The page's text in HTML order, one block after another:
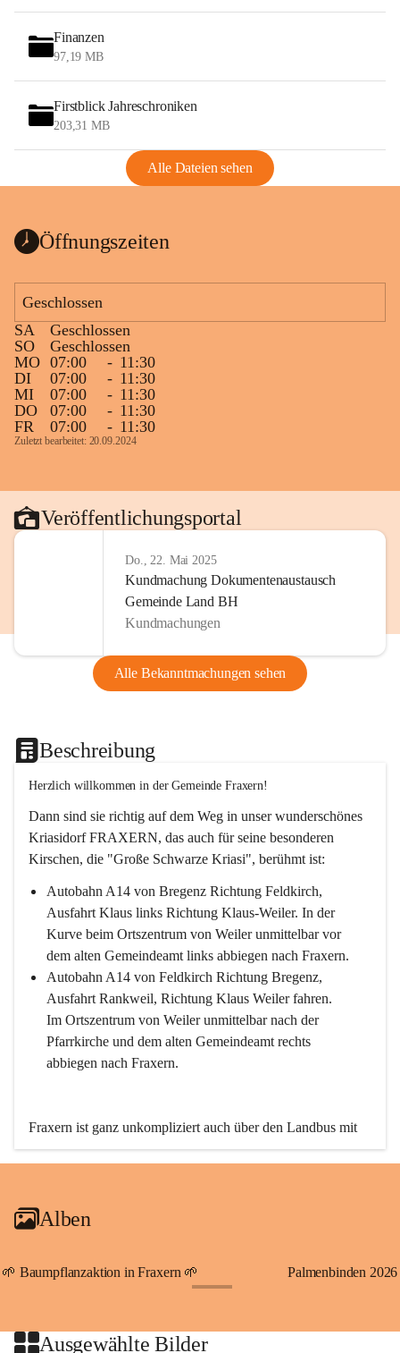
Finanzen
97,19 MB
Firstblick Jahreschroniken
203,31 MB
Alle Dateien sehen
Öffnungszeiten
Geschlossen
SA
Geschlossen
SO
Geschlossen
MO 07:00 - 11:30
DI
07:00 - 11:30
MI
07:00 - 11:30
DO
07:00 - 11:30
FR
07:00 - 11:30
Zuletzt bearbeitet: 20.09.2024
Veröffentlichungsportal
Do., 22. Mai 2025
Kundmachung Dokumentenaustausch
Gemeinde Land BH
Kundmachungen
Alle Bekanntmachungen sehen
Beschreibung
Herzlich willkommen in der Gemeinde Fraxern!
Dann sind sie richtig auf dem Weg in unser wunderschönes
Kriasidorf FRAXERN, das auch für seine besonderen
Kirschen, die "Große Schwarze Kriasi", berühmt ist:
Autobahn A14 von Bregenz Richtung Feldkirch,
Ausfahrt Klaus links Richtung Klaus-Weiler. In der
Kurve beim Ortszentrum von Weiler unmittelbar vor
dem alten Gemeindeamt links abbiegen nach Fraxern.
Autobahn A14 von Feldkirch Richtung Bregenz,
Ausfahrt Rankweil, Richtung Klaus Weiler fahren.
Im Ortszentrum von Weiler unmittelbar nach der
Pfarrkirche und dem alten Gemeindeamt rechts
abbiegen nach Fraxern.
Fraxern ist ganz unkompliziert auch über den Landbus mit
den öffentlichen Verkehrsmitteln zu erreichen. Die Linie
An Samstagen, Sonn- und Feiertagen können Sie bequem
persönlichen Linienbus zur gewünschten Zeit zu Ihrer
Haltestelle bestellen. Sowohl von Weiler kommend nach
beide Fahrten Weiler-Fraxern-Weiler.
Alben
🌱 Baumpflanzaktion in Fraxern 🌱 Palmenbinden 2026
Ausgewählte Bilder